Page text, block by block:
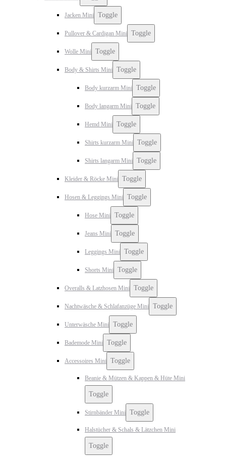
Jacken Mini Toggle
Pullover & Cardigan Mini Toggle
Wolle Mini Toggle
Body & Shirts Mini Toggle
Body kurzarm Mini Toggle
Body langarm Mini Toggle
Hemd Mini Toggle
Shirts kurzarm Mini Toggle
Shirts langarm Mini Toggle
Kleider & Röcke Mini Toggle
Hosen & Leggings Mini Toggle
Hose Mini Toggle
Jeans Mini Toggle
Leggings Mini Toggle
Shorts Mini Toggle
Overalls & Latzhosen Mini Toggle
Nachtwäsche & Schlafanzüge Mini Toggle
Unterwäsche Mini Toggle
Bademode Mini Toggle
Accessoires Mini Toggle
Beanie & Mützen & Kappen & Hüte Mini
Toggle
Stirnbänder Mini Toggle
Halstücher & Schals & Lätzchen Mini
Toggle